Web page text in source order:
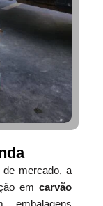
de mercado, a
emcarvão